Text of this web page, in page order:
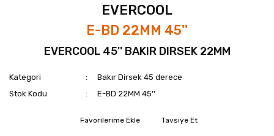
EVERCOOL
E-BD 22MM 45''
EVERCOOL 45'' BAKIR DIRSEK 22MM
Kategori
Bakır Dirsek 45 derece
Stok Kodu
E-BD 22MM 45''
Tavsiye Et